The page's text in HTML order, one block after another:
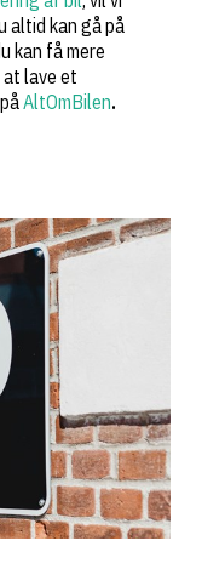
altid kan gå på
kan få mere
lave et
AltOmBilen.